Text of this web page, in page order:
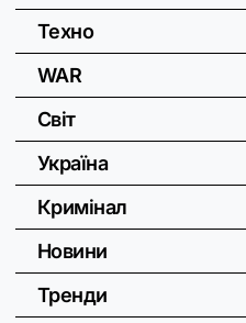
Техно
WAR
Світ
Україна
Кримінал
Новини
Тренди